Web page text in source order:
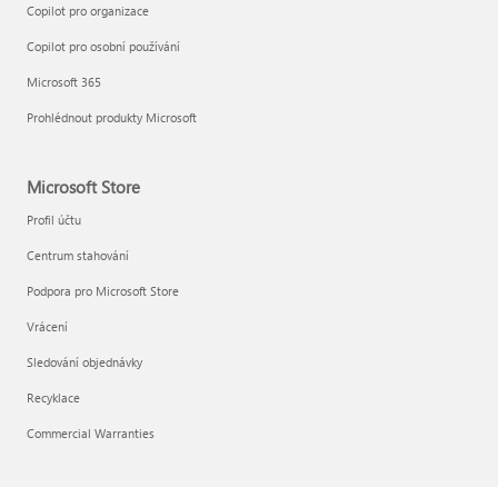
Copilot pro organizace
Copilot pro osobní používání
Microsoft 365
Prohlédnout produkty Microsoft
Microsoft Store
Profil účtu
Centrum stahování
Podpora pro Microsoft Store
Vrácení
Sledování objednávky
Recyklace
Commercial Warranties